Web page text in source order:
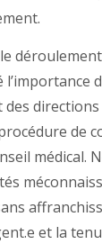
des
de
médical.
et la